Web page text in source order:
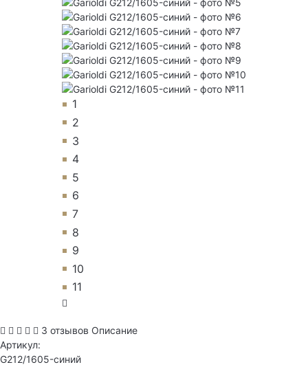
1
2
3
4
5
6
7
8
9
10
11
3 отзывов Описание
Артикул:
G212/1605-синий